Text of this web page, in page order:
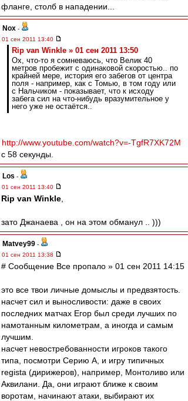
фланге, столб в нападении...
Nox -
01 сен 2011 13:40
Rip van Winkle » 01 сен 2011 13:50
Ох, что-то я сомневаюсь, что Велик 40
метров пробежит с одинаковой скоростью.. по
крайней мере, история его забегов от центра
поля - например, как с Томью, в том году или
с Нальчиком - показывает, что к исходу
забега сил на что-нибудь вразумительное у
него уже не остаётся..
http://www.youtube.com/watch?v=-TgfR7XK72M
с 58 секунды.
Los -
01 сен 2011 13:40
Rip van Winkle
зато Джанаева , он на этом обманул .. )))
Matvey99 -
01 сен 2011 13:38
# Сообщение Все пропало » 01 сен 2011 14:15
это все твои личные домыслы и предвзятость.
насчет сил и выносливости: даже в своих
последних матчах Егор был среди лучших по
намотанным километрам, а иногда и самым
лучшим.
насчет невостребованности игроков такого
типа, посмотри Серию А, и игру типичных
regista (дирижеров), например, Монтоливо или
Аквилани. Да, они играют ближе к своим
воротам, начинают атаки, выбирают их